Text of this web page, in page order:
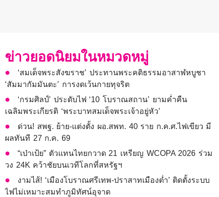
ข่าวยอดนิยมในหมวดหมู่
‘สมเด็จพระสังฆราช’ ประทานพระคติธรรมอาสาฬหบูชา
‘สัมมากัมมันตะ’ การงดเว้นกายทุจริต
‘กรมศิลป์’ ประดับไฟ ‘10 โบราณสถาน’ ยามค่ำคืน
เฉลิมพระเกียรติ ‘พระบาทสมเด็จพระเจ้าอยู่หัว’
ด่วน! สพฐ. ย้าย-แต่งตั้ง ผอ.สพท. 40 ราย ก.ค.ศ.ไฟเขียว มี
ผลทันที 27 ก.ค. 69
“เป่าเป้ย” ตัวแทนไทยกวาด 21 เหรียญ WCOPA 2026 ร่วม
วง 24K คว้าชัยบนเวทีโลกที่สหรัฐฯ
งามไส้! ‘เมืองโบราณศรีเทพ-ปราสาทเมืองต่ำ’ ติดตั้งระบบ
ไฟไม่เหมาะสมทำภูมิทัศน์อุจาด